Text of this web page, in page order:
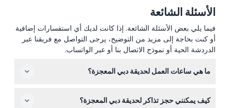
الأسئلة الشائعة
فيما يلي بعض الأسئلة الشائعة. إذا كانت لديك أي استفسارات إضافية
أو كنت بحاجة إلى مزيد من التوضيح، يرجى التواصل مع فريقنا عبر
الدردشة الحية أو نموذج الاتصال بنا أو عبر الواتساب.
ما هي ساعات العمل لحديقة دبي المعجزة؟
حتى 9:00 مساءً في أيام الأسبوع وعطلات نهاية الأسبوع خلال
كيف يمكنني حجز تذاكر لحديقة دبي المعجزة؟